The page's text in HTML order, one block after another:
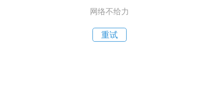
网络不给力
重试